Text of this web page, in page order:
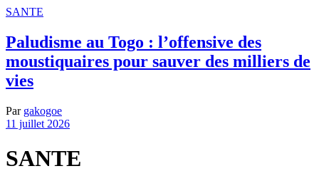
SANTE
Paludisme au Togo : l’offensive des
moustiquaires pour sauver des milliers de
vies
Par gakogoe
11 juillet 2026
SANTE